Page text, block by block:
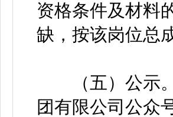
资格条件及材料
缺，按该岗位总
（五）公示。
团有限公司公众